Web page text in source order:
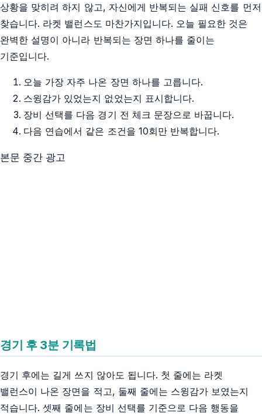
상황을 맞히려 하지 않고, 자신에게 반복되는 실패 신호를 먼저
찾습니다. 라켓 밸런스도 마찬가지입니다. 오늘 필요한 것은
완벽한 설명이 아니라 반복되는 장면 하나를 줄이는
기준입니다.
오늘 가장 자주 나온 장면 하나를 고릅니다.
스윙감가 있었는지 없었는지 표시합니다.
장비 선택를 다음 경기 전 체크 문장으로 바꿉니다.
다음 연습에서 같은 조건을 10회만 반복합니다.
본문 중간 광고
경기 후 3분 기록법
경기 후에는 길게 쓰지 않아도 됩니다. 첫 줄에는 라켓
밸런스이 나온 장면을 적고, 둘째 줄에는 스윙감가 보였는지
적습니다. 셋째 줄에는 장비 선택를 기준으로 다음 행동을